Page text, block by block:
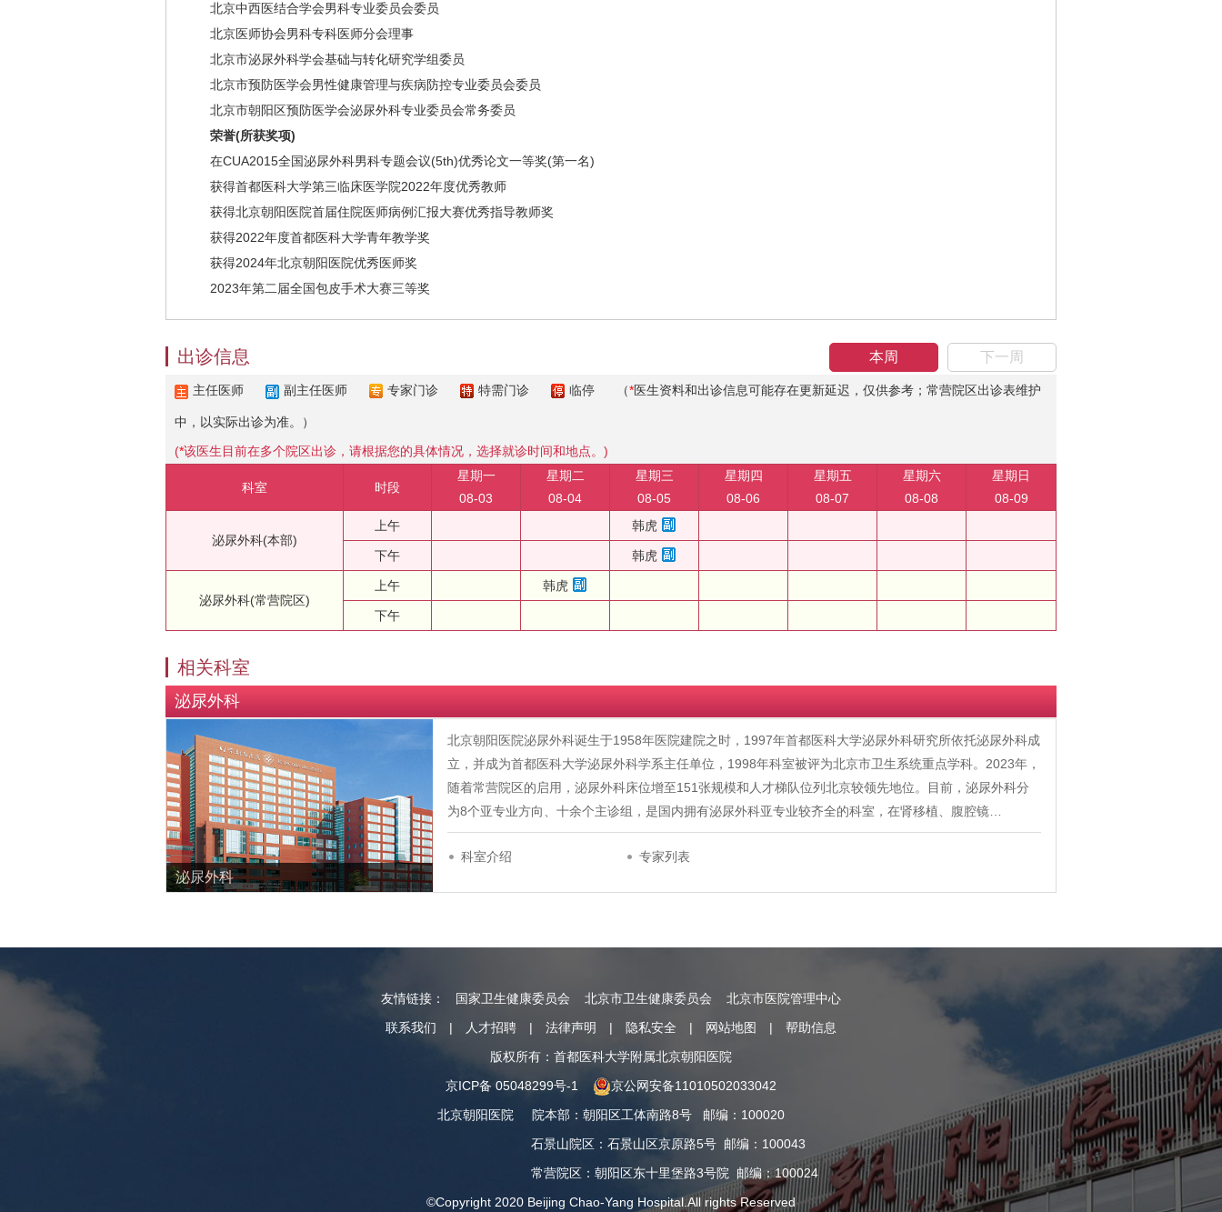
北京中西医结合学会男科专业委员会委员
北京医师协会男科专科医师分会理事
北京市泌尿外科学会基础与转化研究学组委员
北京市预防医学会男性健康管理与疾病防控专业委员会委员
北京市朝阳区预防医学会泌尿外科专业委员会常务委员
荣誉(所获奖项)
在CUA2015全国泌尿外科男科专题会议(5th)优秀论文一等奖(第一名)
获得首都医科大学第三临床医学院2022年度优秀教师
获得北京朝阳医院首届住院医师病例汇报大赛优秀指导教师奖
获得2022年度首都医科大学青年教学奖
获得2024年北京朝阳医院优秀医师奖
2023年第二届全国包皮手术大赛三等奖
本周 下一周
出诊信息
主任医师 副主任医师 专家门诊 特需门诊 临停 （*医生资料和出诊信息可能存在更新延迟，仅供参考；常营院区出诊表维护
中，以实际出诊为准。）
(*该医生目前在多个院区出诊，请根据您的具体情况，选择就诊时间和地点。)
科室 时段
星期一
08-03
星期二
08-04
星期三
08-05
星期四
08-06
星期五
08-07
星期六
08-08
星期日
08-09
泌尿外科(本部)
上午 韩虎
下午 韩虎
泌尿外科(常营院区)
上午 韩虎
下午
相关科室
泌尿外科
泌尿外科
北京朝阳医院泌尿外科诞生于1958年医院建院之时，1997年首都医科大学泌尿外科研究所依托泌尿外科成
立，并成为首都医科大学泌尿外科学系主任单位，1998年科室被评为北京市卫生系统重点学科。2023年，
随着常营院区的启用，泌尿外科床位增至151张规模和人才梯队位列北京较领先地位。目前，泌尿外科分
为8个亚专业方向、十余个主诊组，是国内拥有泌尿外科亚专业较齐全的科室，在肾移植、腹腔镜…
科室介绍 专家列表
友情链接： 国家卫生健康委员会 北京市卫生健康委员会
北京市医院管理中心
联系我们
| 人才招聘 | 法律声明 | 隐私安全 | 网站地图 |
帮助信息
版权所有：首都医科大学附属北京朝阳医院
京ICP备 05048299号-1
京公网安备11010502033042
北京朝阳医院
院本部 ： 朝阳区工体南路8号 邮编：100020
石景山院区 ： 石景山区京原路5号 邮编：100043
常营院区 ： 朝阳区东十里堡路3号院 邮编：100024
©Copyright 2020 Beijing Chao-Yang Hospital.All rights Reserved